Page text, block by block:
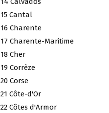
15 Cantal
16 Charente
17 Charente-Maritime
18 Cher
19 Corrèze
20 Corse
21 Côte-d'Or
22 Côtes d'Armor